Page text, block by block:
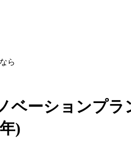
ら
ベーションプ
)